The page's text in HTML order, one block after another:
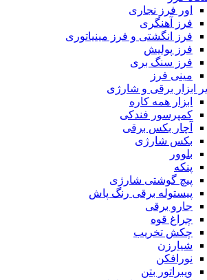
اور فرز نجاری
فرز آهنگری
فرز انگشتی و فرز مینیاتوری
فرز پولیش
فرز سنگ بری
مینی فرز
ابزار برقی و شارژی
ابزار همه کاره
کمپرسور فندکی
آچار بکس برقی
بکس شارژی
بلوور
پنکه
پیچ گوشتی شارژی
پیستوله برقی رنگ پاش
جارو برقی
چراغ قوه
چکش تخریب
شیارزن
نورافکن
ویبراتور بتن